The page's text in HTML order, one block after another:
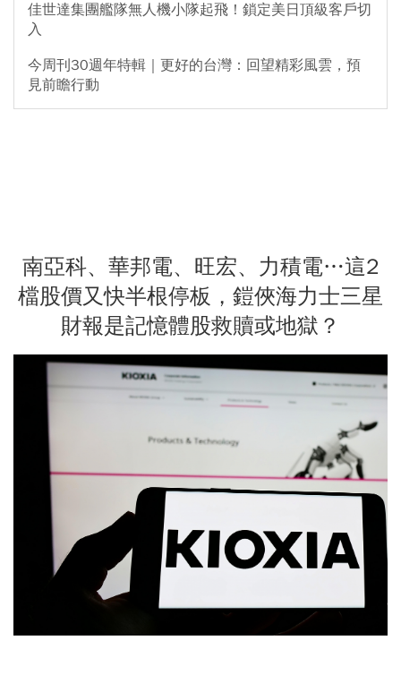
佳世達集團艦隊無人機小隊起飛！鎖定美日頂級客戶切
入
今周刊30週年特輯｜更好的台灣：回望精彩風雲，預
見前瞻行動
南亞科、華邦電、旺宏、力積電…這2
檔股價又快半根停板，鎧俠海力士三星
財報是記憶體股救贖或地獄？